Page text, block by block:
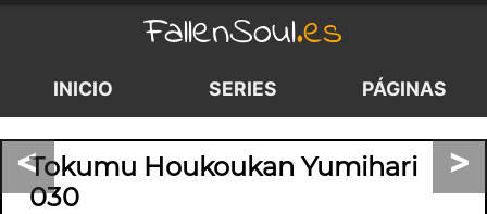
FallenSoul.es
INICIO SERIES PÁGINAS
< >
Tokumu Houkoukan Yumihari
030